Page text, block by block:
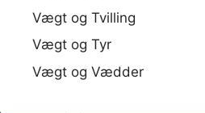
Vægt og Tvilling
Vægt og Tyr
Vægt og Vædder